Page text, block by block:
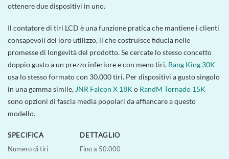
ottenere due dispositivi in uno.
Il contatore di tiri LCD è una funzione pratica che mantiene i clienti
consapevoli del loro utilizzo, il che costruisce fiducia nelle
promesse di longevità del prodotto. Se cercate lo stesso concetto
doppio gusto a un prezzo inferiore e con meno tiri, Bang King 30K
usa lo stesso formato con 30.000 tiri. Per dispositivi a gusto singolo
in una gamma simile, JNR Falcon X 18K o RandM Tornado 15K
sono opzioni di fascia media popolari da affiancare a questo
modello.
SPECIFICA
DETTAGLIO
Numero di tiri
Fino a 50.000